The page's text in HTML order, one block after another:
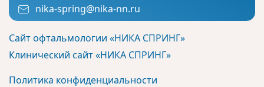
nika-spring@nika-nn.ru
Сайт офтальмологии «НИКА СПРИНГ»
Клинический сайт «НИКА СПРИНГ»
Политика конфиденциальности